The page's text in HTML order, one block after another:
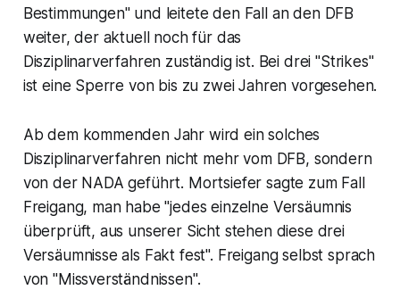
Bestimmungen" und leitete den Fall an den DFB
weiter, der aktuell noch für das
Disziplinarverfahren zuständig ist. Bei drei "Strikes"
ist eine Sperre von bis zu zwei Jahren vorgesehen.
Ab dem kommenden Jahr wird ein solches
Disziplinarverfahren nicht mehr vom DFB, sondern
von der NADA geführt. Mortsiefer sagte zum Fall
Freigang, man habe "jedes einzelne Versäumnis
überprüft, aus unserer Sicht stehen diese drei
Versäumnisse als Fakt fest". Freigang selbst sprach
von "Missverständnissen".